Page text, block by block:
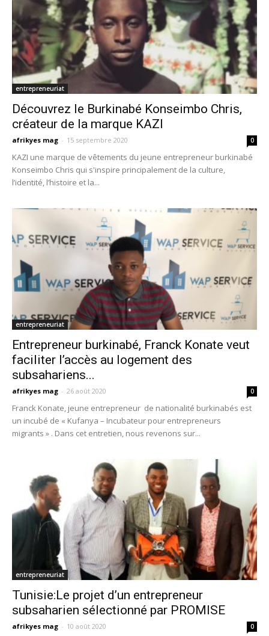
entrepreneuriat
Découvrez le Burkinabé Konseimbo Chris,
créateur de la marque KAZI
afrikyes mag - 15 septembre 2020 0
KAZI une marque de vêtements du jeune entrepreneur burkinabé
Konseimbo Chris qui s'inspire principalement de la culture,
l’identité, l’histoire et la...
entrepreneuriat
Entrepreneur burkinabé, Franck Konate veut
faciliter l’accès au logement des
subsahariens...
afrikyes mag - 26 août 2020 0
Franck Konate, jeune entrepreneur de nationalité burkinabés est
un incubé de « Kufanya – Incubateur pour entrepreneurs
migrants » . Dans cet entretien, nous revenons sur...
entrepreneuriat
Tunisie:Le projet d’un entrepreneur
subsaharien sélectionné par PROMISE
afrikyes mag - 10 août 2020 0